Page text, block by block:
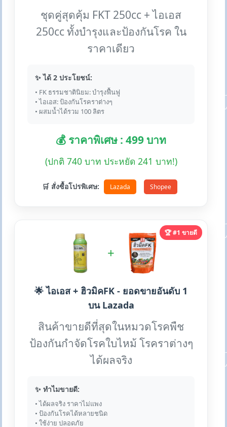
ชุดคู่สุดคุ้ม FKT 250cc + ไอเอส
250cc ทั้งบำรุงและป้องกันโรค ใน
ราคาเดียว
✨ ได้ 2 ประโยชน์:
• FK ธรรมชาตินิยม: บำรุงฟื้นฟู
• ไอเอส: ป้องกันโรคราต่างๆ
• ผสมน้ำได้รวม 100 ลิตร
💰 ราคาพิเศษ : 499 บาท
(ปกติ 740 บาท ประหยัด 241 บาท!)
🛒 สั่งซื้อโปรพิเศษ: Lazada Shopee
🏆 #1 ขายดี
+
🌟 ไอเอส + ฮิวมิคFK - ยอดขายอันดับ 1
บน Lazada
สินค้าขายดีที่สุดในหมวดโรคพืช
ป้องกันกำจัดโรคใบไหม้ โรคราต่างๆ
ได้ผลจริง
✨ ทำไมขายดี:
• ได้ผลจริง ราคาไม่แพง
• ป้องกันโรคได้หลายชนิด
• ใช้ง่าย ปลอดภัย